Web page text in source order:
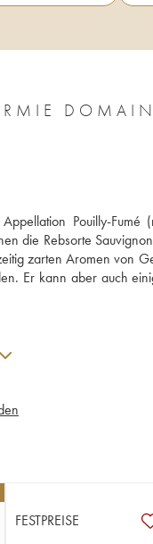
Pouilly-Fumé
die Rebsorte
zarten Aromen von
Er kann aber auch
FESTPREISE